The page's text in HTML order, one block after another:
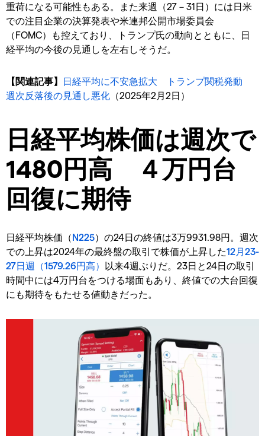
重荷になる可能性もある。また来週（27－31日）には日米
での注目企業の決算発表や米連邦公開市場委員会
（FOMC）も控えており、トランプ氏の動向とともに、日
経平均の今後の見通しを左右しそうだ。
【関連記事】
日経平均に不安急拡大 トランプ関税発動
週次反落後の見通し悪化 （2025年2月2日）
日経平均株価は週次で
1480円高 ４万円台
回復に期待
日経平均株価（N225）の24日の終値は3万9931.98円。週次
での上昇は2024年の最終盤の取引で株価が上昇した12月23-
27日週（1579.26円高） 以来4週ぶりだ。23日と24日の取引
時間中には4万円台をつける場面もあり、終値での大台回復
にも期待をもたせる値動きだった。